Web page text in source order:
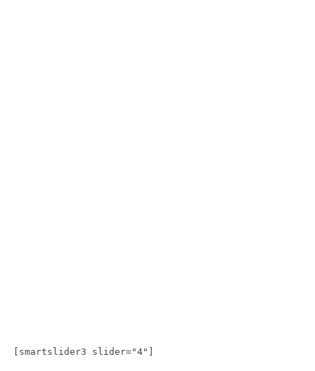
[smartslider3 slider="4"]